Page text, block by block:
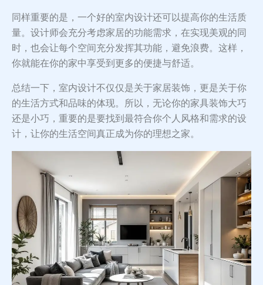
同样重要的是，一个好的室内设计还可以提高你的生活质
量。设计师会充分考虑家居的功能需求，在实现美观的同
时，也会让每个空间充分发挥其功能，避免浪费。这样，
你就能在你的家中享受到更多的便捷与舒适。
总结一下，室内设计不仅仅是关于家居装饰，更是关于你
的生活方式和品味的体现。所以，无论你的家具装饰大巧
还是小巧，重要的是要找到最符合你个人风格和需求的设
计，让你的生活空间真正成为你的理想之家。